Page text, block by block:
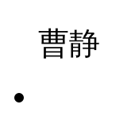
曹静